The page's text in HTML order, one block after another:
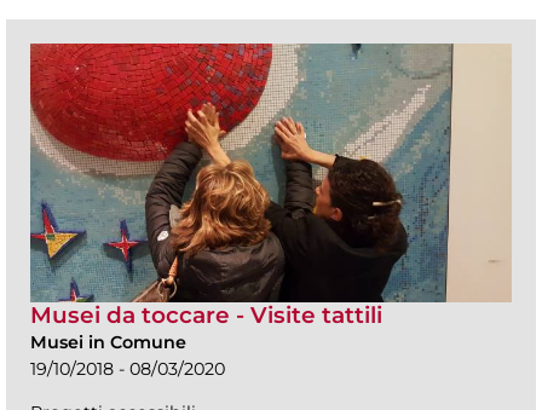
Musei da toccare - Visite tattili
Musei in Comune
19/10/2018 - 08/03/2020